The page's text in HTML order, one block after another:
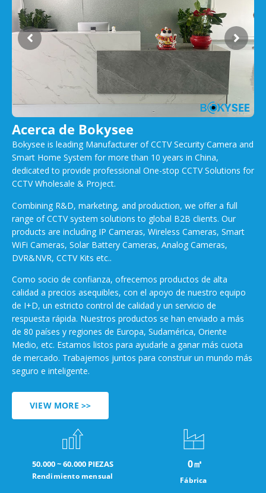
Acerca de Bokysee
Bokysee is leading Manufacturer of CCTV Security Camera and
Smart Home System for more than 10 years in China,
dedicated to provide professional One-stop CCTV Solutions for
CCTV Wholesale & Project.
Combining R&D, marketing, and production, we offer a full
range of CCTV system solutions to global B2B clients. Our
products are including IP Cameras, Wireless Cameras, Smart
WiFi Cameras, Solar Battery Cameras, Analog Cameras,
DVR&NVR, CCTV Kits etc..
Como socio de confianza, ofrecemos productos de alta
calidad a precios asequibles, con el apoyo de nuestro equipo
de I+D, un estricto control de calidad y un servicio de
respuesta rápida. Nuestros productos se han enviado a más
de 80 países y regiones de Europa, Sudamérica, Oriente
Medio, etc. Estamos listos para ayudarle a ganar más cuota
de mercado. Trabajemos juntos para construir un mundo más
seguro e inteligente.
VIEW MORE >>
50.000 ~ 60.000 PIEZAS
Rendimiento mensual Fábrica
0㎡